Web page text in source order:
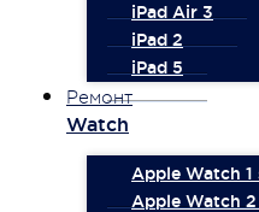
iPad Air 3
iPad 2
iPad 5
Ремонт
Watch
Apple Watch 1
Apple Watch 2